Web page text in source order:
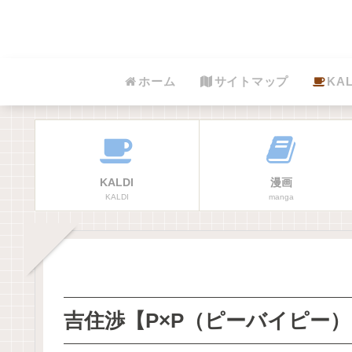
ホーム サイトマップ
KALDI
KALDI
漫画
manga
吉住渉【P×P（ピーバイピー